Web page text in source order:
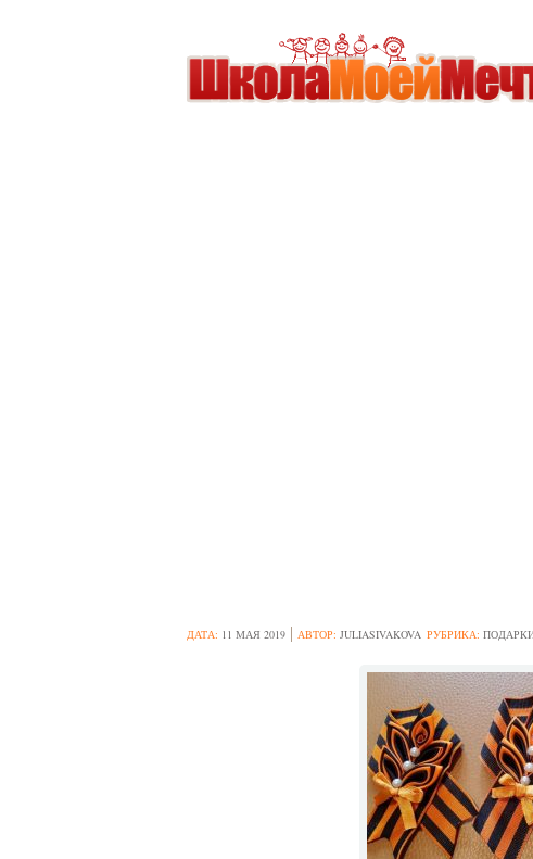
ДАТА: 11 МАЯ 2019 АВТОР: JULIASIVAKOVA РУБРИКА: